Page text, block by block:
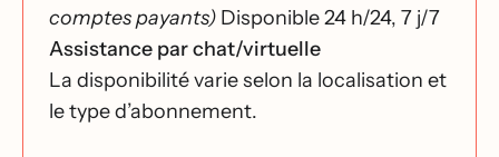
comptes payants) Disponible 24 h/24, 7 j/7
Assistance par chat/virtuelle
La disponibilité varie selon la localisation et
le type d’abonnement.